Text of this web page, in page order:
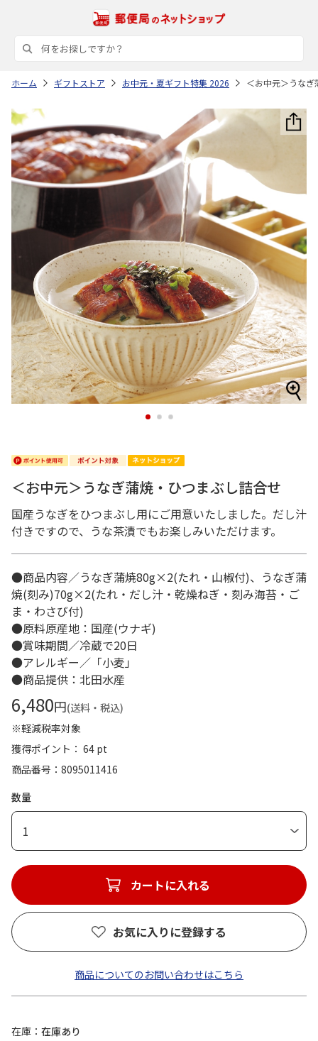
ホーム ギフトストア お中元・夏ギフト特集 2026 ＜お中元＞うな
1 2 3
＜お中元＞うなぎ蒲焼・ひつまぶし詰合せ
国産うなぎをひつまぶし用にご用意いたしました。だし汁
付きですので、うな茶漬でもお楽しみいただけます。
●商品内容／うなぎ蒲焼80g×2(たれ・山椒付)、うなぎ蒲
焼(刻み)70g×2(たれ・だし汁・乾燥ねぎ・刻み海苔・ご
ま・わさび付)
●原料原産地：国産(ウナギ)
●賞味期間／冷蔵で20日
●アレルギー／「小麦」
●商品提供：北田水産
6,480円(送料・税込)
※軽減税率対象
獲得ポイント： 64 pt
商品番号
8095011416
数量
1
カートに入れる
お気に入りに登録する
商品についてのお問い合わせはこちら
在庫
在庫あり